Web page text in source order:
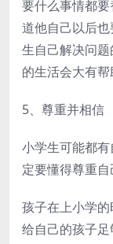
要什么事情都
道他自己以后
生自己解决问
的生活会大有帮
5、尊重并相信
小学生可能都
定要懂得尊重自
孩子在上小学
给自己的孩子